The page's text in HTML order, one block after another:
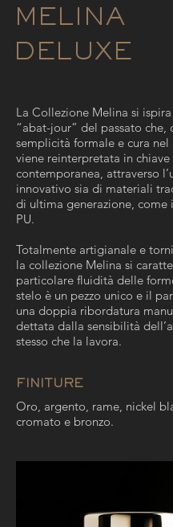
MELINA
DELUXE
La Collezione Melina si
“abat-jour” del passato che,
semplicità formale e cura
viene reinterpretata in chiave
contemporanea, attraverso
innovativo sia di materiali
di ultima generazione, come
PU.
Totalmente artigianale e
la collezione Melina si
particolare fluidità delle
stelo è un pezzo unico e il
una doppia ribordatura
dettata dalla sensibilità
stesso che la lavora.
FINITURE
Oro, argento, rame, nickel
cromato e bronzo.